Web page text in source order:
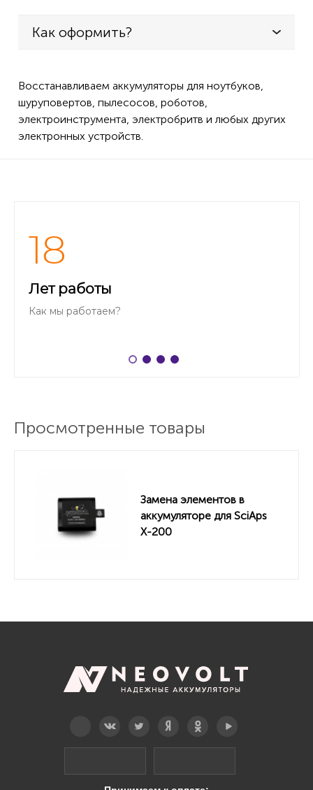
Как оформить?
Восстанавливаем аккумуляторы для ноутбуков,
шуруповертов, пылесосов, роботов,
электроинструмента, электробритв и любых других
электронных устройств.
18
Лет работы
Как мы работаем?
Просмотренные товары
Замена элементов в
аккумуляторе для SciAps
X-200